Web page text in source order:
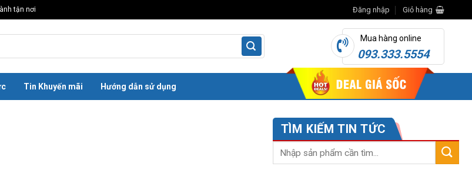
tận nơi Đăng nhập Giỏ hàng
Mua hàng online
093.333.5554
Tin Khuyến mãi Hướng dẫn sử dụng
TÌM KIẾM TIN TỨC